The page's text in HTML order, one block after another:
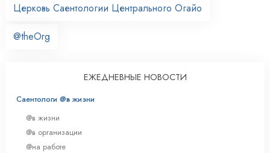
Церковь Саентологии Центрального Огайо
@theOrg
ЕЖЕДНЕВНЫЕ НОВОСТИ
Саентологи @в жизни
@в жизни
@в организации
@на работе